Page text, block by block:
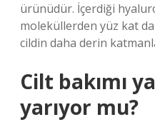
ürünüdür. İçerdiği
moleküllerden yüz kat
cildin daha derin
Cilt bakımı
yarıyor mu?